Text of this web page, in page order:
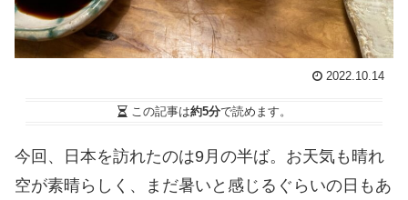
2022.10.14
この記事は約5分で読めます。
今回、日本を訪れたのは9月の半ば。お天気も晴れ
空が素晴らしく、まだ暑いと感じるぐらいの日もあ